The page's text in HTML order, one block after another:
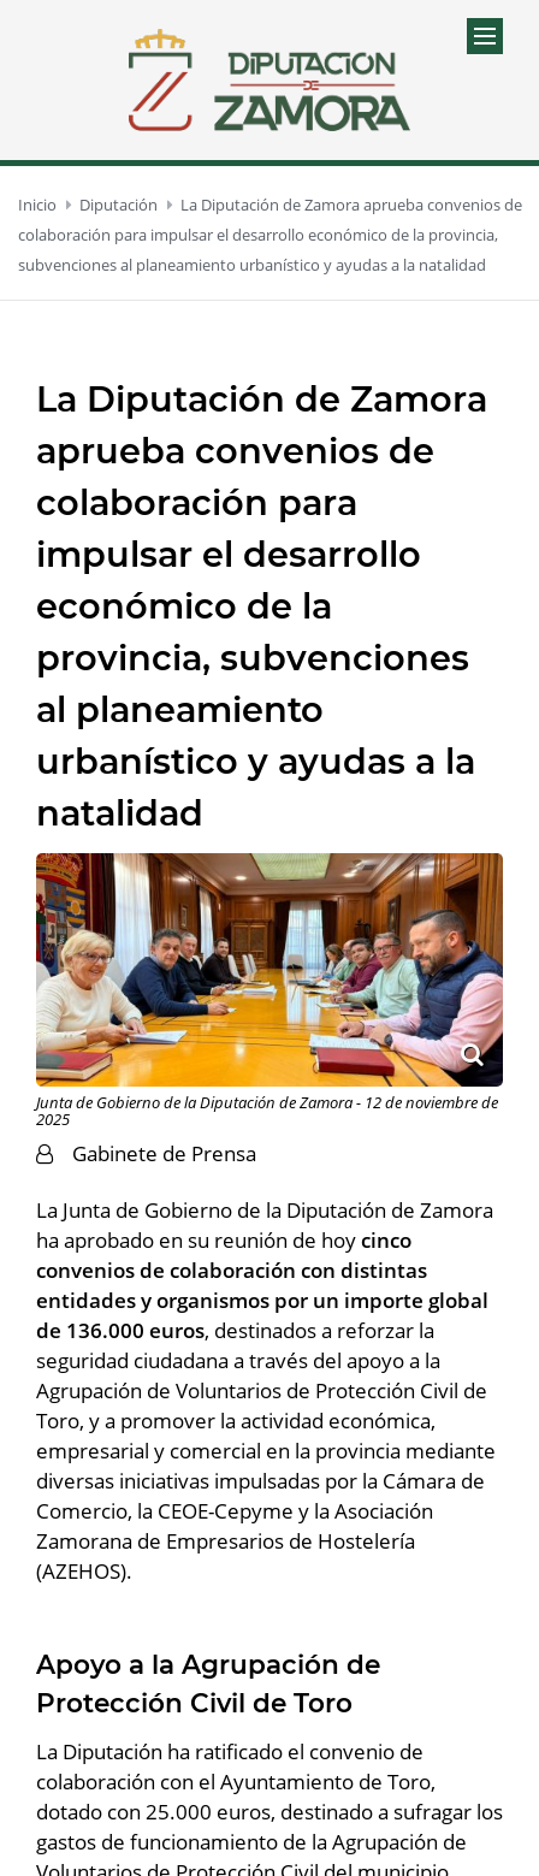
Inicio Diputación
La Diputación de Zamora aprueba convenios de
colaboración para impulsar el desarrollo económico de la provincia,
subvenciones al planeamiento urbanístico y ayudas a la natalidad
La Diputación de Zamora
aprueba convenios de
colaboración para
impulsar el desarrollo
económico de la
provincia, subvenciones
al planeamiento
urbanístico y ayudas a la
natalidad
Junta de Gobierno de la Diputación de Zamora - 12 de noviembre de
2025
Gabinete de Prensa
La Junta de Gobierno de la Diputación de Zamora
ha aprobado en su reunión de hoycinco
convenios de colaboración con distintas
entidades y organismos por un importe global
de 136.000 euros, destinados a reforzar la
seguridad ciudadana a través del apoyo a la
Agrupación de Voluntarios de Protección Civil de
Toro, y a promover la actividad económica,
empresarial y comercial en la provincia mediante
diversas iniciativas impulsadas por la Cámara de
Comercio, la CEOE-Cepyme y la Asociación
Zamorana de Empresarios de Hostelería
(AZEHOS).
Apoyo a la Agrupación de
Protección Civil de Toro
La Diputación ha ratificado el convenio de
colaboración con el Ayuntamiento de Toro,
dotado con 25.000 euros, destinado a sufragar los
gastos de funcionamiento de la Agrupación de